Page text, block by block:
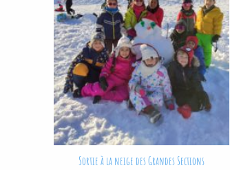
Sortie à la neige des Grandes Sections